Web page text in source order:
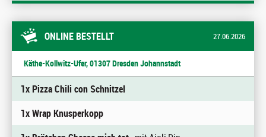
ONLINE BESTELLT 27.06.2026
Käthe-Kollwitz-Ufer, 01307 Dresden Johannstadt
1x Pizza Chili con Schnitzel
1x Wrap Knusperkopp